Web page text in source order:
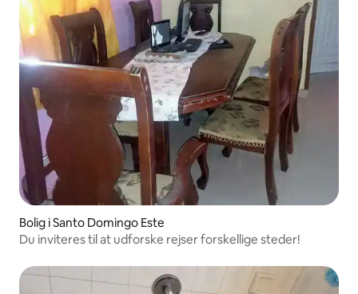
Bolig i Santo Domingo Este
Du inviteres til at udforske rejser forskellige steder!